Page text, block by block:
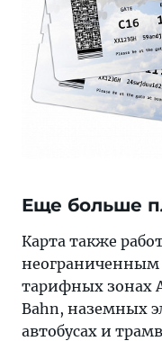
Еще больше
Карта также
неограниченным
тарифных зонах
Bahn, наземных
автобусах и